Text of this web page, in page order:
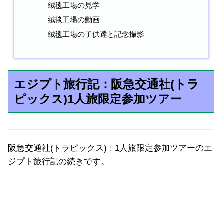
絨毯工場の見学
絨毯工場の動画
絨毯工場の子供達と記念撮影
エジプト旅行記：阪急交通社(トラ
ピックス)1人旅限定参加ツアー
阪急交通社(トラピックス)：1人旅限定参加ツアーのエ
ジプト旅行記の続きです。